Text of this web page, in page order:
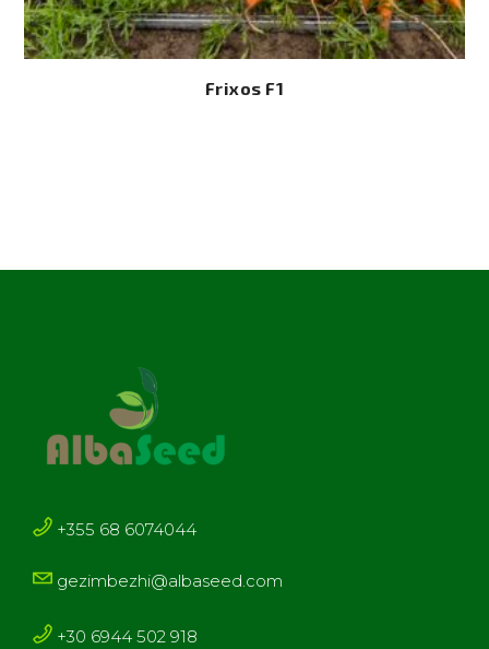
Frixos F1
+355 68 6074044
gezimbezhi@albaseed.com
+30 6944 502 918